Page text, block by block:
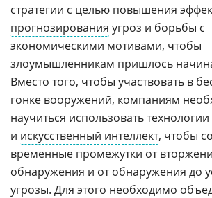
стратегии с целью повышения
прогнозирования угроз и борьбы с
экономическими мотивами, чтобы
злоумышленникам пришлось
Вместо того, чтобы участвовать в
гонке вооружений, компаниям
научиться использовать
и искусственный интеллект, чтобы
временные промежутки от
обнаружения и от обнаружения до
угрозы. Для этого необходимо